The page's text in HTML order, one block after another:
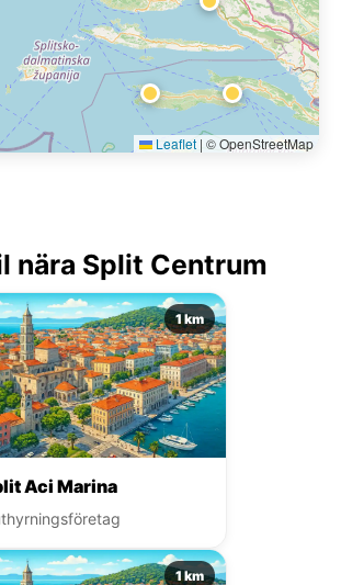
Leaflet | © OpenStreetMap
nära Split Centrum
1 km
Aci Marina
1 km